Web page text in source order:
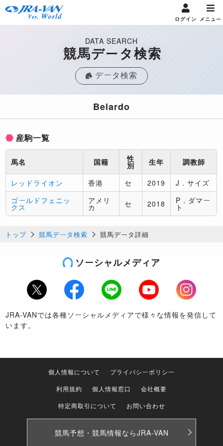
ログイン メニュー
DATA SEARCH
競馬データ検索
データ検索
Belardo
産駒一覧
馬名 国籍 性
別 生年 調教師
レッドライオン 香港 セ 2019
J．サイズ
ゴールドフェニッ
クス
アメリ
カ セ 2018 P．ダマー
ト
トップ 競馬データ検索 競馬データ詳細
ソーシャルメディア
Twitter Facebook LINE Youtube
Instagram
JRA-VANでは各種ソーシャルメディアで様々な情報を発信して
います。
個人情報について
プライバシーポリシー
利用規約
個人情報窓口
会社概要
特定商取引について
お問い合わせ
競馬予想・競馬情報ならJRA-VAN